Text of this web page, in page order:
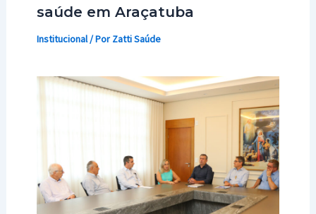
saúde em Araçatuba
Institucional/ PorZatti Saúde